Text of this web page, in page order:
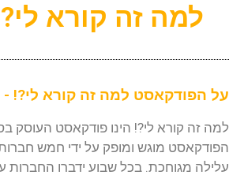
למה זה קורא
על הפודקאסט למה זה קורא לי?! -
למה זה קורא לי?! הינו פודקאסט העוסק
הפודקאסט מוגש ומופק על ידי חמש
עלילה מגוחכת. בכל שבוע ידברו